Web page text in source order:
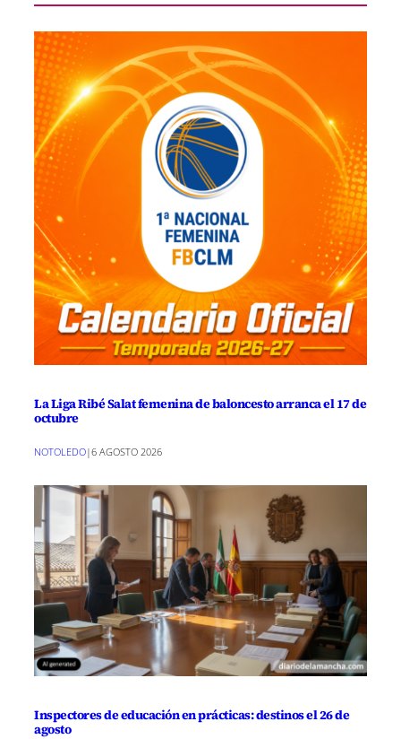
La Liga Ribé Salat femenina de baloncesto arranca el 17 de
octubre
NOTOLEDO|6 AGOSTO 2026
Inspectores de educación en prácticas: destinos el 26 de
agosto